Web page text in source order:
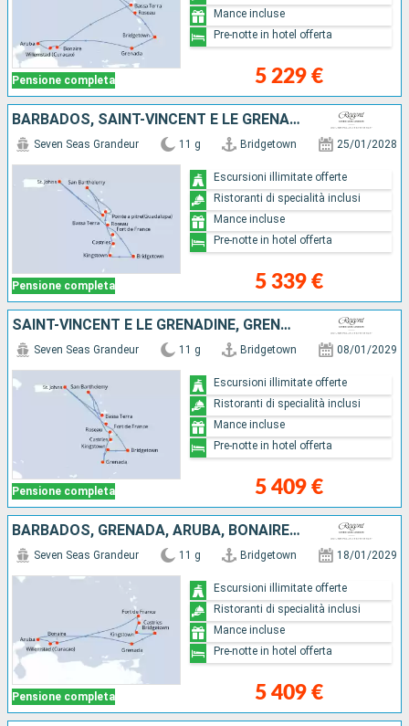
Pensione completa 5 229 €
Mance incluse
Pre-notte in hotel offerta
BARBADOS, SAINT-VINCENT E LE GRENADINE, SANTA LUCIA, MARTINICA, GUADALUPA, FRANCIA, STATI UNITI, DOMINICA
Pensione completa
Seven Seas Grandeur 11 g Bridgetown 25/01/2028
5 339 €
Escursioni illimitate offerte
Ristoranti di specialità inclusi
Mance incluse
Pre-notte in hotel offerta
SAINT-VINCENT E LE GRENADINE, GRENADA, SANTA LUCIA, MARTINICA, FRANCIA, GUADALUPA, STATI UNITI, DOMINICA, BARBADOS
Pensione completa
Seven Seas Grandeur 11 g Bridgetown 08/01/2029
5 409 €
Escursioni illimitate offerte
Ristoranti di specialità inclusi
Mance incluse
Pre-notte in hotel offerta
BARBADOS, GRENADA, ARUBA, BONAIRE, MARTINICA, SANTA LUCIA, SAINT-VINCENT E LE GRENADINE
Pensione completa
Seven Seas Grandeur 11 g Bridgetown 18/01/2029
5 409 €
Escursioni illimitate offerte
Ristoranti di specialità inclusi
Mance incluse
Pre-notte in hotel offerta